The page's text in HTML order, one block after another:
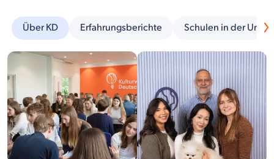
Über KD Erfahrungsberichte Schulen in der